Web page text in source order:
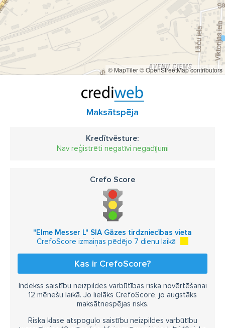
© MapTiler© OpenStreetMap contributors
Maksātspēja
Kredītvēsture:
Nav reģistrēti negatīvi negadījumi
Crefo Score
"Elme Messer L" SIA Gāzes tirdzniecības vieta
CrefoScore izmaiņas pēdējo 7 dienu laikā
Kas ir CrefoScore?
Indekss saistību neizpildes varbūtības riska novērtēšanai
12 mēnešu laikā. Jo lielāks CrefoScore, jo augstāks
maksātnespējas risks.
Riska klase atspoguļo saistību neizpildes varbūtību